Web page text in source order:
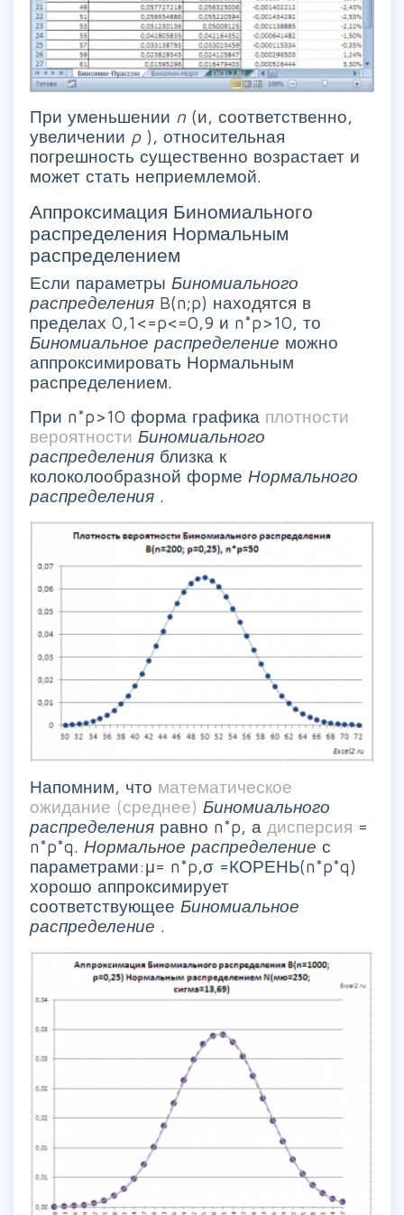
При уменьшении n (и, соответственно,
увеличении p ), относительная
погрешность существенно возрастает и
может стать неприемлемой.
Аппроксимация Биномиального
распределения Нормальным
распределением
Если параметры Биномиального
распределения B(n;p) находятся в
пределах 0,1<=p<=0,9 и n*p>10, то
Биномиальное распределение можно
аппроксимировать Нормальным
распределением.
При n*p>10 форма графика плотности
вероятности Биномиального
распределения близка к
колоколообразной форме Нормального
распределения .
Напомним, что математическое
ожидание (среднее) Биномиального
распределения равно n*p, а дисперсия =
n*p*q. Нормальное распределение с
параметрами:μ= n*p,σ =КОРЕНЬ(n*p*q)
хорошо аппроксимирует
соответствующее Биномиальное
распределение .